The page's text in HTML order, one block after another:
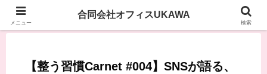
【整う習慣Carnet #004】SNSが語る、
メニュー
合同会社オフィスUKAWA
検索